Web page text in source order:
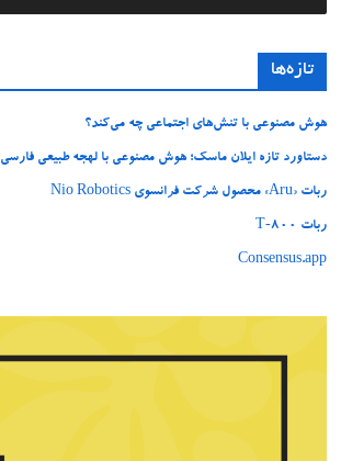
تازه‌ها
هوش مصنوعی با تنش‌های اجتماعی چه می‌کند؟
دستاورد تازه ایلان ماسک؛ هوش مصنوعی با لهجه طبیعی فارسی
ربات «Aru» محصول شرکت فرانسوی Nio Robotics
ربات T‑800
Consensus.app